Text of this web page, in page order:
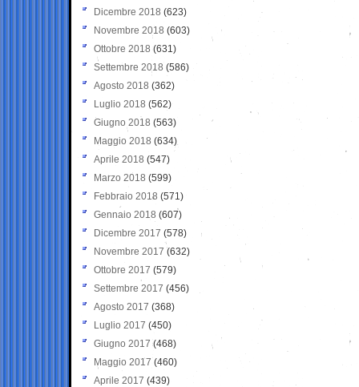
Dicembre 2018 (623)
Novembre 2018 (603)
Ottobre 2018 (631)
Settembre 2018 (586)
Agosto 2018 (362)
Luglio 2018 (562)
Giugno 2018 (563)
Maggio 2018 (634)
Aprile 2018 (547)
Marzo 2018 (599)
Febbraio 2018 (571)
Gennaio 2018 (607)
Dicembre 2017 (578)
Novembre 2017 (632)
Ottobre 2017 (579)
Settembre 2017 (456)
Agosto 2017 (368)
Luglio 2017 (450)
Giugno 2017 (468)
Maggio 2017 (460)
Aprile 2017 (439)